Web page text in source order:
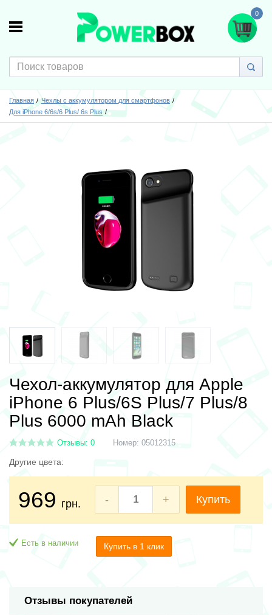
0
Главная
Чехлы с аккумулятором для смартфонов
Для iPhone 6/6s/6 Plus/ 6s Plus
Чехол-аккумулятор для Apple
iPhone 6 Plus/6S Plus/7 Plus/8
Plus 6000 mAh Black
Отзывы: 0 Номер: 05012315
Другие цвета:
969 грн. - + Купить
Есть в наличии Купить в 1 клик
Отзывы покупателей